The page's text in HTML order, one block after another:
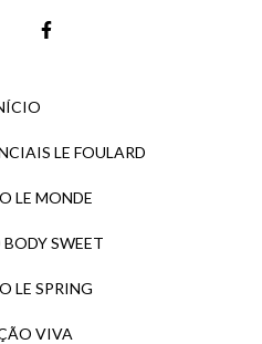
LE FOULARD
LE MONDE
SWEET
LE SPRING
VIVA